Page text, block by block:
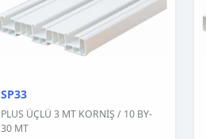
SP33
PLUS ÜÇLÜ 3 MT KORNİŞ / 10 BY-
30 MT